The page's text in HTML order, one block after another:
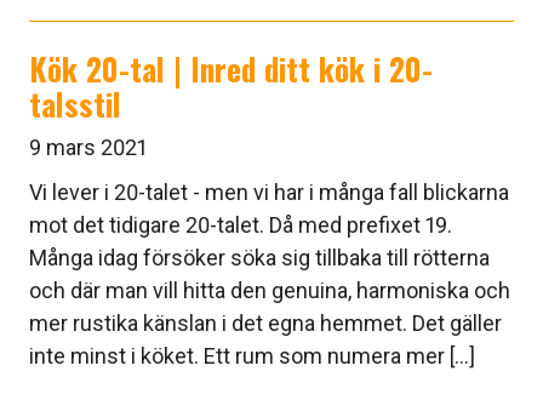
Kök 20-tal | Inred ditt kök i 20-
talsstil
9 mars 2021
Vi lever i 20-talet - men vi har i många fall blickarna
mot det tidigare 20-talet. Då med prefixet 19.
Många idag försöker söka sig tillbaka till rötterna
och där man vill hitta den genuina, harmoniska och
mer rustika känslan i det egna hemmet. Det gäller
inte minst i köket. Ett rum som numera mer [...]